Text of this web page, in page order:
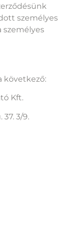
személyes
személyes
következő:
Kft.
3/9.